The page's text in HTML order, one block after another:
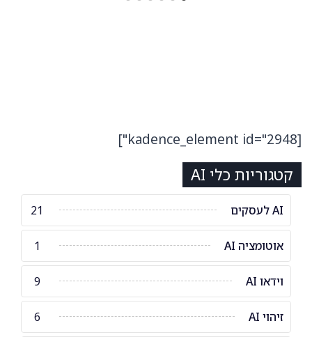
[kadence_element id="2948"]
קטגוריות כלי AI
AI לעסקים 21
אוטומציה AI 1
וידאו AI 9
זיהוי AI 6